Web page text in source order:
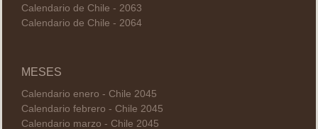
Calendario de Chile - 2063
Calendario de Chile - 2064
MESES
Calendario enero - Chile 2045
Calendario febrero - Chile 2045
Calendario marzo - Chile 2045